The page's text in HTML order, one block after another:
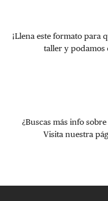
¡Llena este formato para
taller y podamos
¿Buscas más info
Visita nuestra